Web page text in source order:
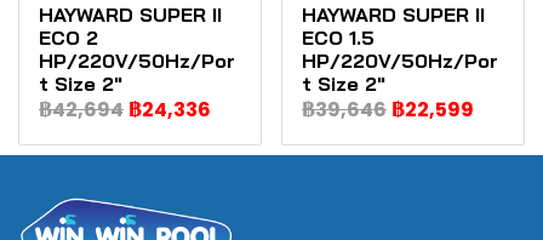
HAYWARD SUPER II
ECO 2
HP/220V/50Hz/Por
t Size 2"
฿42,694 ฿24,336
HAYWARD SUPER II
ECO 1.5
HP/220V/50Hz/Por
t Size 2"
฿39,646 ฿22,599